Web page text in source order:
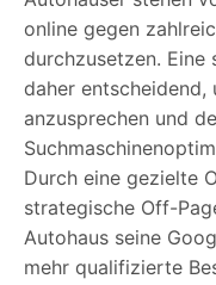
online gegen
durchzusetzen.
daher entscheidend,
anzusprechen und
Durch eine gezielte
strategische Off-
Autohaus seine
mehr qualifizierte